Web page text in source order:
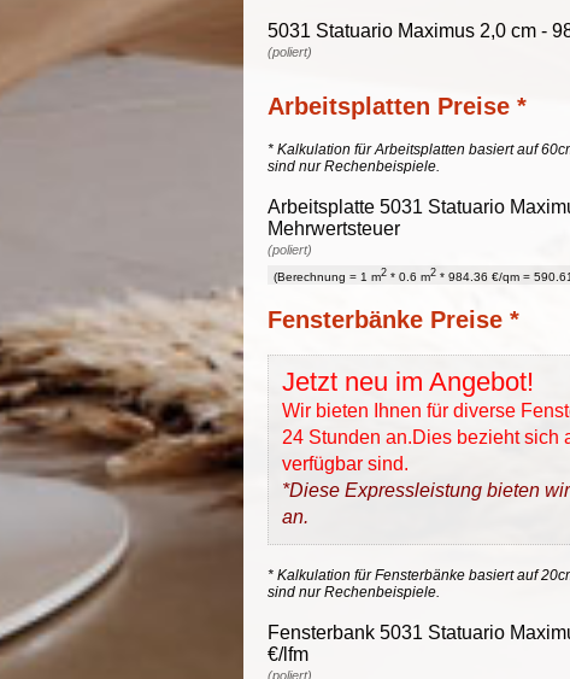
5031 Statuario Maximus 2,0 cm -
(poliert)
Arbeitsplatten Preise *
* Kalkulation für Arbeitsplatten basiert auf
sind nur Rechenbeispiele.
Arbeitsplatte 5031 Statuario
Mehrwertsteuer
(poliert)
(Berechnung = 1 m2 * 0.6 m2 * 984.36 €/qm =
Fensterbänke Preise *
Jetzt neu im Angebot!
Wir bieten Ihnen für diverse
24 Stunden an.Dies bezieht sich
verfügbar sind.
*Diese Expressleistung bieten
an.
* Kalkulation für Fensterbänke basiert auf
sind nur Rechenbeispiele.
Fensterbank 5031 Statuario
€/lfm
(poliert)